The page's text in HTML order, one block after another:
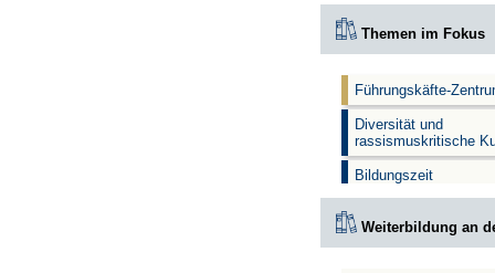
Themen im Fokus
Führungskäfte-
Diversität und
rassismuskritische
Bildungszeit
Weiterbildung an